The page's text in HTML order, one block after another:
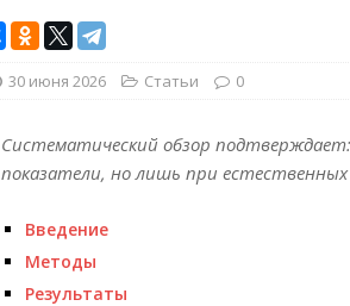
30 июня 2026 Статьи 0
Систематический обзор
показатели, но лишь при
Введение
Методы
Результаты